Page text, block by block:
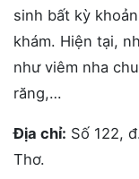
sinh bất kỳ
khám. Hiện tại,
như viêm nha
răng,…
Địa chỉ: Số 122,
Thơ.